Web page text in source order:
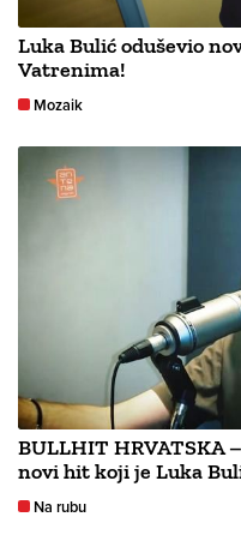
Luka Bulić oduševio
Vatrenima!
Mozaik
BULLHIT HRVATSKA
novi hit koji je Luka
Na rubu